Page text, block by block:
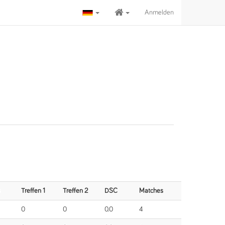
Anmelden
Treffen 1 Treffen 2 DSC Matches
0 0 0.0 4